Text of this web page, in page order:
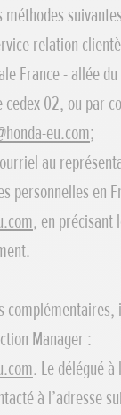
relation
France - allée
cedex 02, ou par
eu.com;
au
personnelles en
, en précisant
complémentaires,
Manager :
. Le délégué
à l’adresse